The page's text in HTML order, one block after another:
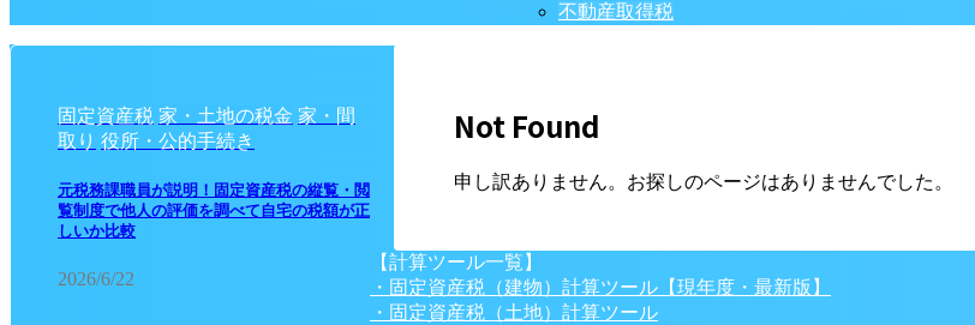
不動産取得税
Not Found
申し訳ありません。お探しのページはありませんでした。
固定資産税 家・土地の税金 家・間
取り 役所・公的手続き
元税務課職員が説明！固定資産税の縦覧・閲
覧制度で他人の評価を調べて自宅の税額が正
しいか比較
2026/6/22
【計算ツール一覧】
・固定資産税（建物）計算ツール【現年度・最新版】
・固定資産税（土地）計算ツール